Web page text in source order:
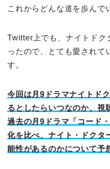
これからどんな道を歩んで
Twitter上でも、ナイトドク
ったので、とても愛されて
す。
今回は月9ドラマナイトド
るとしたらいつなのか、視
過去の月9ドラマ「コード
化を比べ、ナイト・ドクタ
能性があるのかについて予